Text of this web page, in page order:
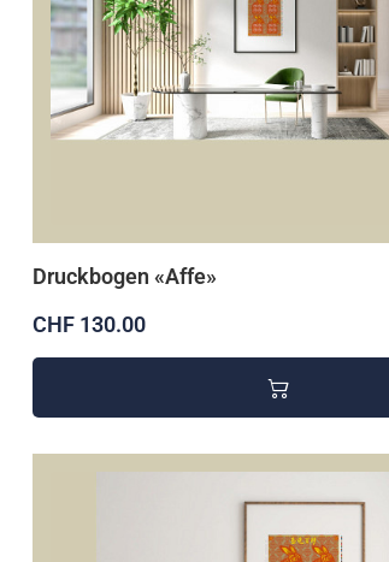
Druckbogen «Affe»
CHF 130.00